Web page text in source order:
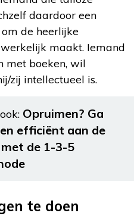
daardoor een
de heerlijke
maakt. Iemand
met boeken, wil
zij intellectueel is.
Opruimen? Ga
efficiënt aan de
de 1-3-5
te doen